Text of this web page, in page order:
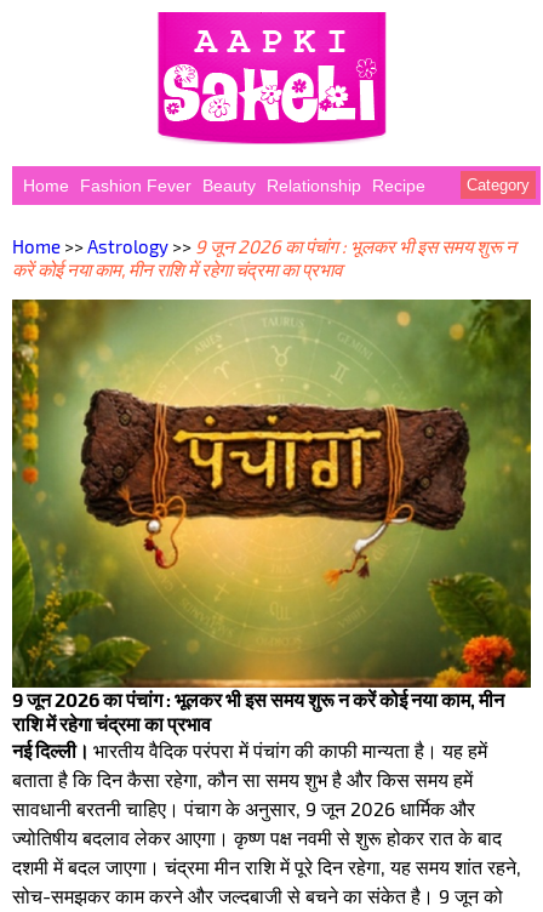
Home Fashion Fever Beauty Relationship Recipe Category
Home >>Astrology >> 9 जून 2026 का पंचांग : भूलकर भी इस समय शुरू न
करें कोई नया काम, मीन राशि में रहेगा चंद्रमा का प्रभाव
9 जून 2026 का पंचांग : भूलकर भी इस समय शुरू न करें कोई नया काम, मीन
राशि में रहेगा चंद्रमा का प्रभाव
नई दिल्ली। भारतीय वैदिक परंपरा में पंचांग की काफी मान्यता है। यह हमें
बताता है कि दिन कैसा रहेगा, कौन सा समय शुभ है और किस समय हमें
सावधानी बरतनी चाहिए। पंचाग के अनुसार, 9 जून 2026 धार्मिक और
ज्योतिषीय बदलाव लेकर आएगा। कृष्ण पक्ष नवमी से शुरू होकर रात के बाद
दशमी में बदल जाएगा। चंद्रमा मीन राशि में पूरे दिन रहेगा, यह समय शांत रहने,
सोच-समझकर काम करने और जल्दबाजी से बचने का संकेत है। 9 जून को